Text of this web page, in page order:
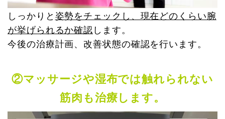
しっかりと姿勢をチェックし、現在どのくらい腕
が挙げられるか確認します。
今後の治療計画、改善状態の確認を行います。
②マッサージや湿布では触れられない
筋肉も治療します。